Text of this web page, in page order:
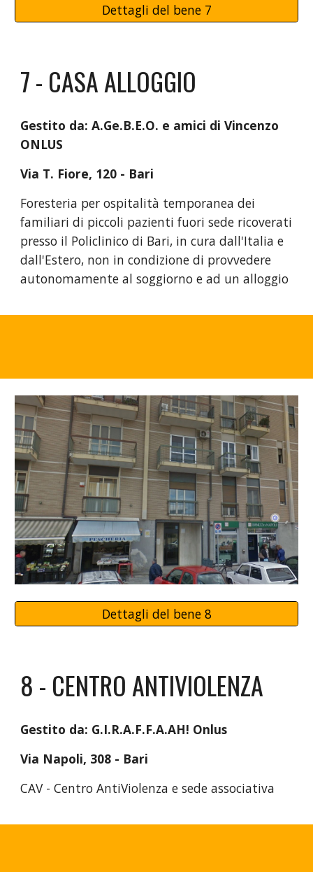
Dettagli del bene 7
7 - CASA ALLOGGIO
Gestito da:A.Ge.B.E.O. e amici di Vincenzo
ONLUS
Via T. Fiore, 120 - Bari
Foresteria per ospitalità temporanea dei
familiari di piccoli pazienti fuori sede ricoverati
presso il Policlinico di Bari, in cura dall'Italia e
dall'Estero, non in condizione di provvedere
autonomamente al soggiorno e ad un alloggio
Dettagli del bene 8
8 - CENTRO ANTIVIOLENZA
Gestito da: G.I.R.A.F.F.A.AH! Onlus
Via Napoli, 308 - Bari
CAV - Centro AntiViolenza e sede associativa